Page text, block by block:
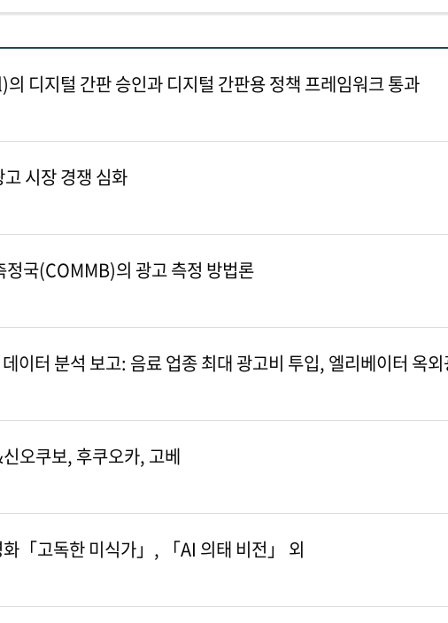
디지털 간판 승인과 디지털 간판용 정책 프레임워크 통과
시장 경쟁 심화
정국(COMMB)의 광고 측정 방법론
이터 분석 보고: 음료 업종 최대 광고비 투입, 엘리베이터 옥
오쿠보, 후쿠오카, 고베
「고독한 미식가」, 「AI 의태 비전」 외